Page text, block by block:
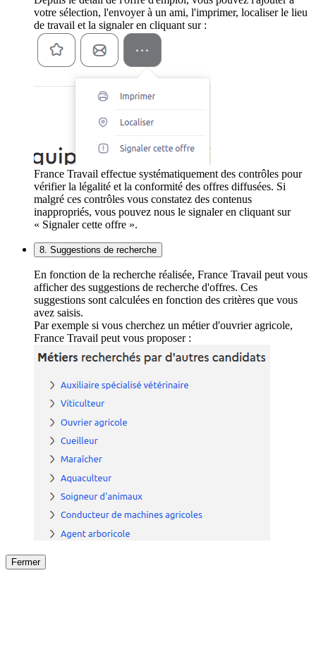
votre sélection, l'envoyer à un ami, l'imprimer, localiser le lieu
de travail et la signaler en cliquant sur :
France Travail effectue systématiquement des contrôles pour
vérifier la légalité et la conformité des offres diffusées. Si
malgré ces contrôles vous constatez des contenus
inappropriés, vous pouvez nous le signaler en cliquant sur
« Signaler cette offre ».
8. Suggestions de recherche
En fonction de la recherche réalisée, France Travail peut vous
afficher des suggestions de recherche d'offres. Ces
suggestions sont calculées en fonction des critères que vous
avez saisis.
Par exemple si vous cherchez un métier d'ouvrier agricole,
France Travail peut vous proposer :
Fermer